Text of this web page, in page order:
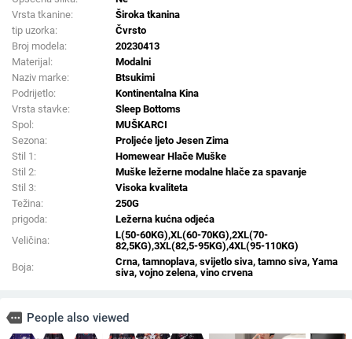
Vrsta tkanine:
Široka tkanina
tip uzorka:
Čvrsto
Broj modela:
20230413
Materijal:
Modalni
Naziv marke:
Btsukimi
Podrijetlo:
Kontinentalna Kina
Vrsta stavke:
Sleep Bottoms
Spol:
MUŠKARCI
Sezona:
Proljeće ljeto Jesen Zima
Stil 1:
Homewear Hlače Muške
Stil 2:
Muške ležerne modalne hlače za spavanje
Stil 3:
Visoka kvaliteta
Težina:
250G
prigoda:
Ležerna kućna odjeća
Veličina:
L(50-60KG),XL(60-70KG),2XL(70-
82,5KG),3XL(82,5-95KG),4XL(95-110KG)
Boja:
Crna, tamnoplava, svijetlo siva, tamno siva, Yama
siva, vojno zelena, vino crvena
more People also viewed